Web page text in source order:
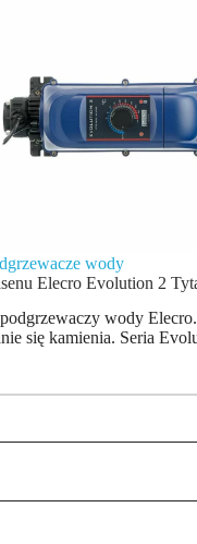
wody
Elecro Evolution 2
wody
się kamienia. Seria